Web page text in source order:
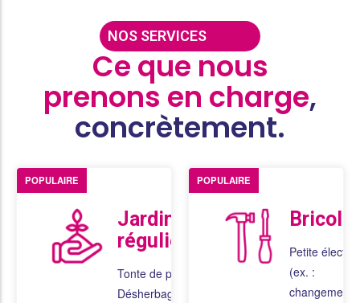
NOS SERVICES
Ce que nous
prenons en charge,
concrètement.
Jardinage
régulier
Tonte de pelouse
Désherbage
POPULAIRE
Petite
(ex. :
changement
POPULAIRE